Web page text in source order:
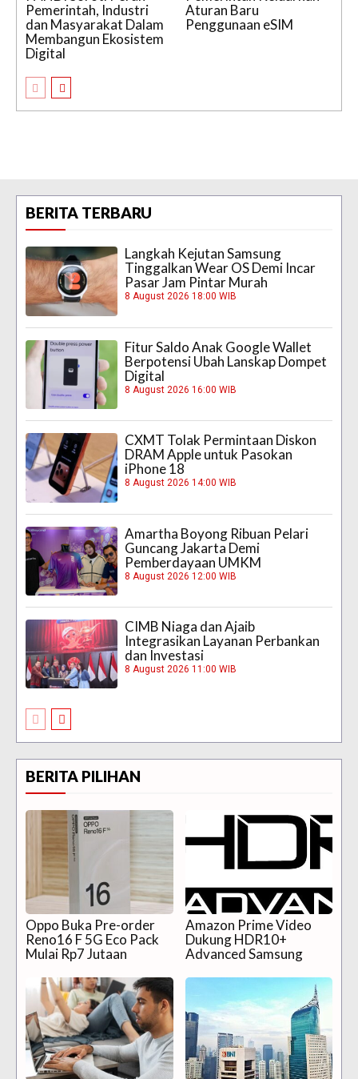
Pemerintah, Industri
dan Masyarakat Dalam
Membangun Ekosistem
Digital
Aturan Baru
Penggunaan eSIM
BERITA TERBARU
Langkah Kejutan Samsung
Tinggalkan Wear OS Demi Incar
Pasar Jam Pintar Murah
8 August 2026 18:00 WIB
Fitur Saldo Anak Google Wallet
Berpotensi Ubah Lanskap Dompet
Digital
8 August 2026 16:00 WIB
CXMT Tolak Permintaan Diskon
DRAM Apple untuk Pasokan
iPhone 18
8 August 2026 14:00 WIB
Amartha Boyong Ribuan Pelari
Guncang Jakarta Demi
Pemberdayaan UMKM
8 August 2026 12:00 WIB
CIMB Niaga dan Ajaib
Integrasikan Layanan Perbankan
dan Investasi
8 August 2026 11:00 WIB
BERITA PILIHAN
Oppo Buka Pre-order
Reno16 F 5G Eco Pack
Mulai Rp7 Jutaan
Amazon Prime Video
Dukung HDR10+
Advanced Samsung